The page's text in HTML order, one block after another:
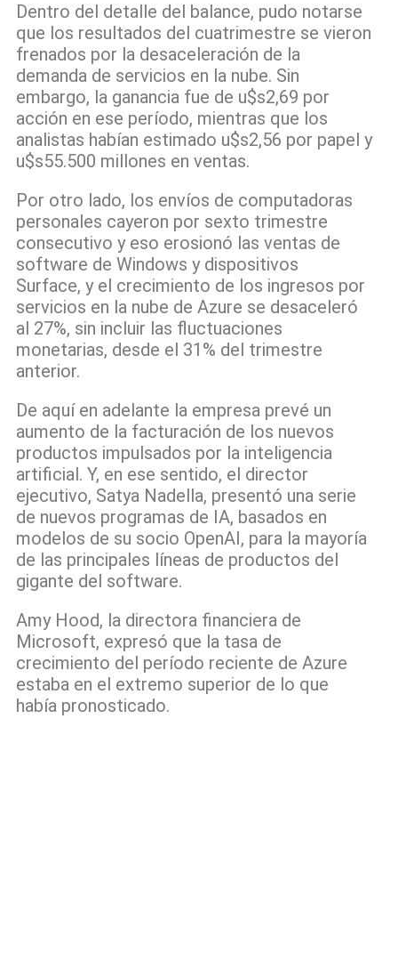
Dentro del detalle del balance, pudo notarse
que los resultados del cuatrimestre se vieron
frenados por la desaceleración de la
demanda de servicios en la nube. Sin
embargo, la ganancia fue de u$s2,69 por
acción en ese período, mientras que los
analistas habían estimado u$s2,56 por papel y
u$s55.500 millones en ventas.
Por otro lado, los envíos de computadoras
personales cayeron por sexto trimestre
consecutivo y eso erosionó las ventas de
software de Windows y dispositivos
Surface, y el crecimiento de los ingresos por
servicios en la nube de Azure se desaceleró
al 27%, sin incluir las fluctuaciones
monetarias, desde el 31% del trimestre
anterior.
De aquí en adelante la empresa prevé un
aumento de la facturación de los nuevos
productos impulsados por la inteligencia
artificial. Y, en ese sentido, el director
ejecutivo, Satya Nadella, presentó una serie
de nuevos programas de IA, basados en
modelos de su socio OpenAI, para la mayoría
de las principales líneas de productos del
gigante del software.
Amy Hood, la directora financiera de
Microsoft, expresó que la tasa de
crecimiento del período reciente de Azure
estaba en el extremo superior de lo que
había pronosticado.